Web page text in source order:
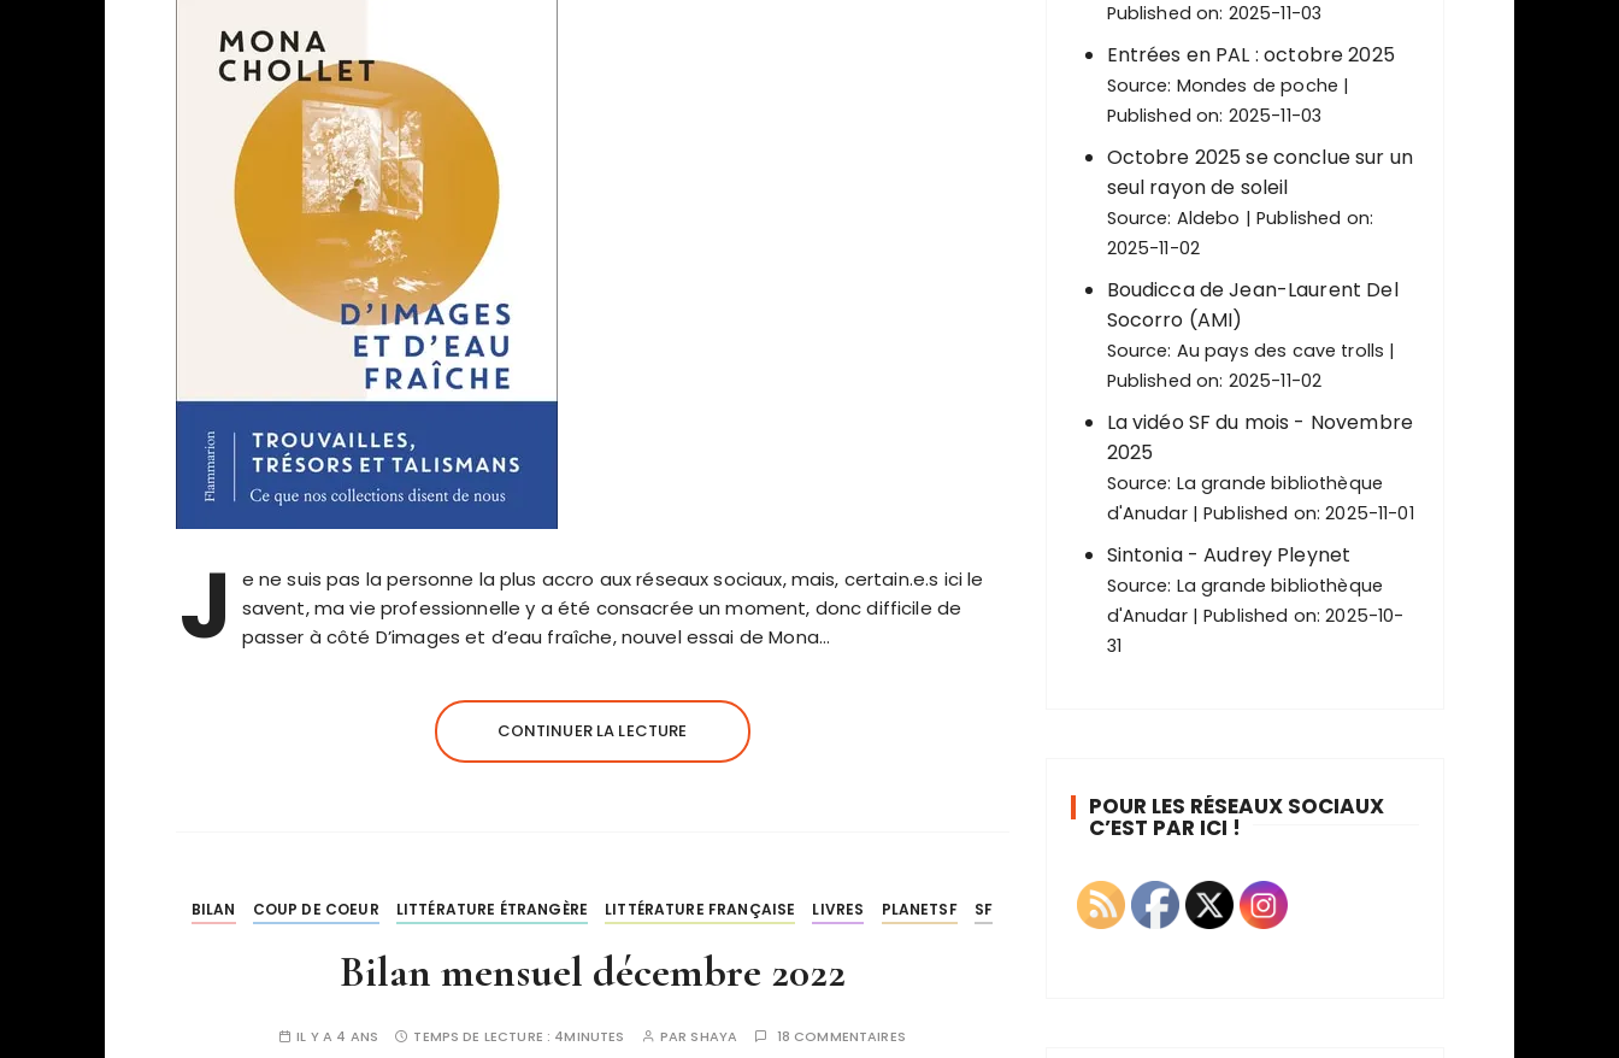
J
e ne suis pas la personne la plus accro aux réseaux sociaux, mais, certain.e.s ici le
savent, ma vie professionnelle y a été consacrée un moment, donc difficile de
passer à côté D’images et d’eau fraîche, nouvel essai de Mona…
CONTINUER LA LECTURE
BILAN COUP DE COEUR LITTÉRATURE ÉTRANGÈRE LITTÉRATURE FRANÇAISE LIVRES PLANETSF SF
Bilan mensuel décembre 2022
IL Y A 4 ANS TEMPS DE LECTURE : 4MINUTES PAR SHAYA 18 COMMENTAIRES
Published on: 2025-11-03
Entrées en PAL : octobre 2025
Source: Mondes de poche
Published on: 2025-11-03
Octobre 2025 se conclue sur un
seul rayon de soleil
Source: Aldebo
Published on:
2025-11-02
Boudicca de Jean-Laurent Del
Socorro (AMI)
Source: Au pays des cave trolls
Published on: 2025-11-02
La vidéo SF du mois - Novembre
2025
Source: La grande bibliothèque
d'Anudar
Published on: 2025-11-01
Sintonia - Audrey Pleynet
Source: La grande bibliothèque
d'Anudar
Published on: 2025-10-
31
POUR LES RÉSEAUX SOCIAUX
C’EST PAR ICI !